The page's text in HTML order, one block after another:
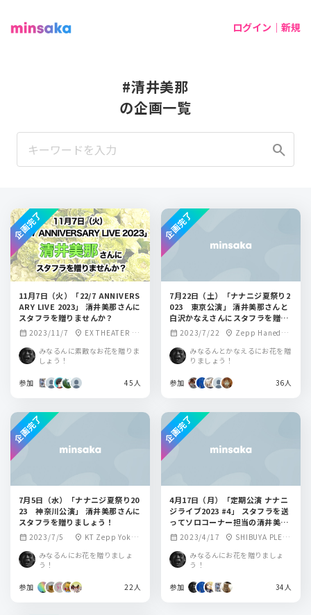
ログイン｜新規
#清井美那
の企画一覧
search
11月7日（火）「22/7 ANNIVERS
ARY LIVE 2023」 清井美那さんに
スタフラを贈りませんか？
calendar_month 2023/11/7 location_on EX THEATER R
OPPONGI(イーエ
ックスシアターロ
みなるんに素敵なお花を贈りま
しょう！
参加 45人
企画完了
7月22日（土）「ナナニジ夏祭り2
023 東京公演」 清井美那さんと
白沢かなえさんにスタフラを贈り
ませんか？
calendar_month 2023/7/22 location_on Zepp Haneda
みなるんとかなえるにお花を贈
りましょう！
参加 36人
企画完了
7月5日（水）「ナナニジ夏祭り20
23 神奈川公演」 清井美那さんに
スタフラを贈りましょう！
calendar_month 2023/7/5 location_on KT Zepp Yokoh
みなるんにお花を贈りましょ
う！
参加 22人
企画完了
4月17日（月）「定期公演 ナナニ
ジライブ2023 #4」 スタフラを送
ってソロコーナー担当の清井美那
さんを応援しよう！
calendar_month 2023/4/17 location_on SHIBUYA PLEAS
みなるんにお花を贈りましょ
う！
参加 34人
企画完了